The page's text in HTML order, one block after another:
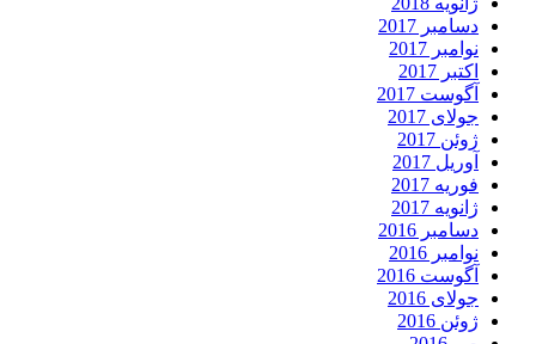
دسامبر 2017
نوامبر 2017
اکتبر 2017
آگوست 2017
جولای 2017
ژوئن 2017
آوریل 2017
فوریه 2017
ژانویه 2017
دسامبر 2016
نوامبر 2016
آگوست 2016
جولای 2016
ژوئن 2016